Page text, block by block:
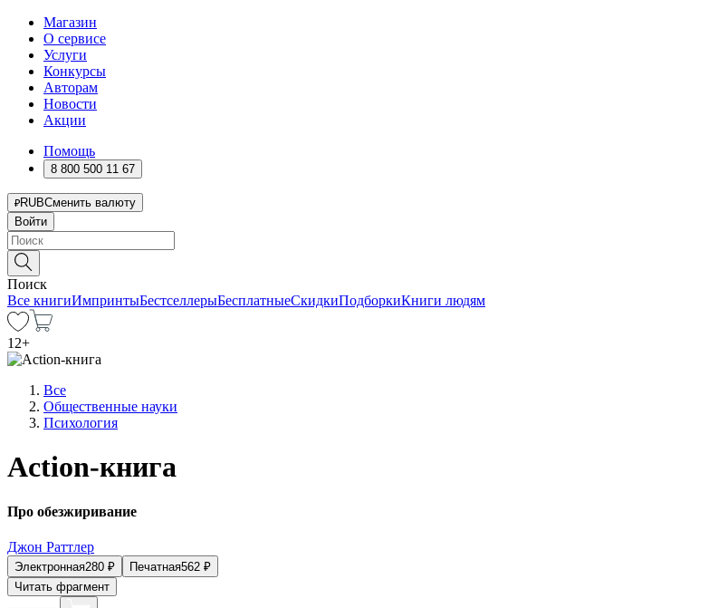
Магазин
О сервисе
Услуги
Конкурсы
Авторам
Новости
Акции
Помощь
8 800 500 11 67
RUBСменить валюту
Войти
Поиск
Все книгиИмпринтыБестселлерыБесплатныеСкидкиПодборкиКниги людям
12+
Все
Общественные науки
Психология
Action-книга
Про обезжиривание
Джон Раттлер
Электронная280 ₽ Печатная562 ₽
Читать фрагмент